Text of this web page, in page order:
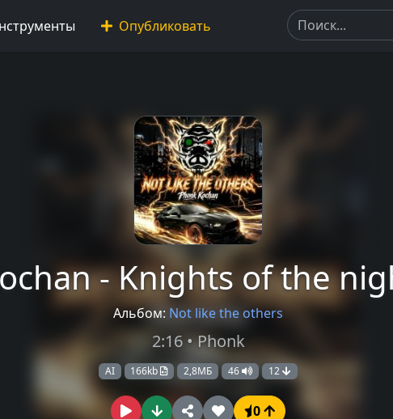
Опубликовать
- Knights of the
Альбом: Not like the others
2:16 • Phonk
AI 166kb 2,8МБ 46 12
0